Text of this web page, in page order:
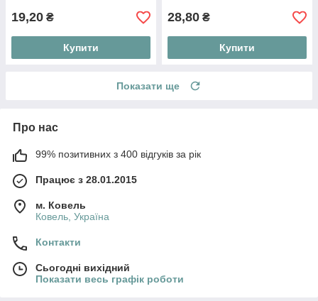
19,20 ₴
Купити
28,80 ₴
Купити
Показати ще
Про нас
99% позитивних з 400 відгуків за рік
Працює з 28.01.2015
м. Ковель
Ковель, Україна
Контакти
Сьогодні вихідний
Показати весь графік роботи